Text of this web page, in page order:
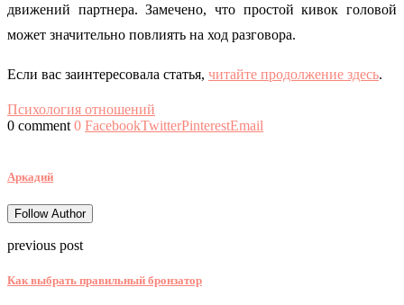
движений партнера. Замечено, что простой кивок головой
может значительно повлиять на ход разговора.
Если вас заинтересовала статья, читайте продолжение здесь.
Психология отношений
0 comment 0 FacebookTwitterPinterestEmail
Аркадий
Follow Author
previous post
Как выбрать правильный бронзатор